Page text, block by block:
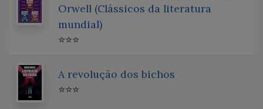
Orwell (Clássicos da literatura
mundial)
⭐⭐⭐
A revolução dos bichos
⭐⭐⭐